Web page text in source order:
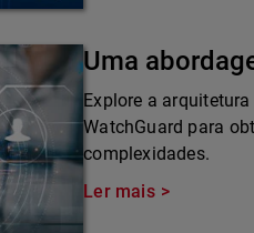
Uma
Explore a
WatchGuard para
complexidades.
Ler mais